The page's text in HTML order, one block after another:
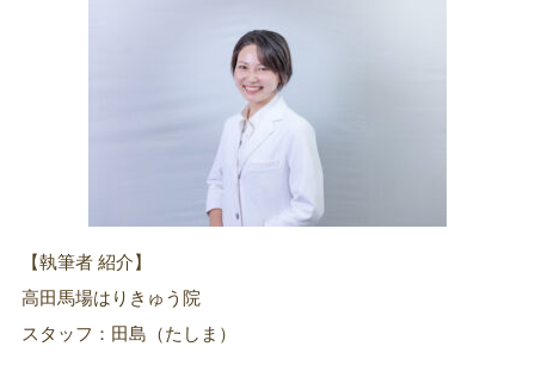
【執筆者 紹介】
高田馬場はりきゅう院
スタッフ：田島（たしま）